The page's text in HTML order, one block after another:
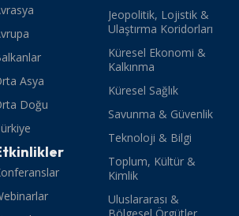
Asya
Doğu
Jeopolitik, Lojistik &
Ulaştırma Koridorları
Küresel Ekonomi &
Kalkınma
Küresel Sağlık
Savunma & Güvenlik
Teknoloji & Bilgi
Toplum, Kültür &
Kimlik
Uluslararası &